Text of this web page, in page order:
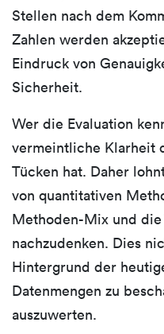
Stellen nach dem
Zahlen werden
Eindruck von
Sicherheit.
Wer die Evaluation
vermeintliche Klarheit
Tücken hat. Daher
von quantitativen
Methoden-Mix und
nachzudenken. Dies
Hintergrund der
Datenmengen zu
auszuwerten.